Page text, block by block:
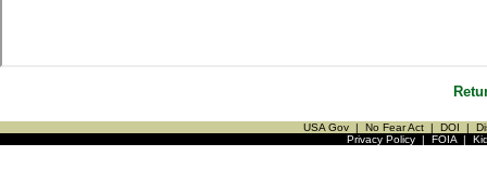
USA Gov | No Fear Act | DOI |
Privacy Policy| FOIA|